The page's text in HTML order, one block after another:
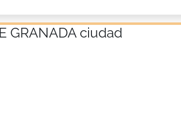
GRANADA ciudad